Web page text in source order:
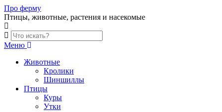
Skip
to
content
Про ферму
Птицы, животные, растения и насекомые
Меню
Животные
Кролики
Шиншиллы
Птицы
Куры
Утки